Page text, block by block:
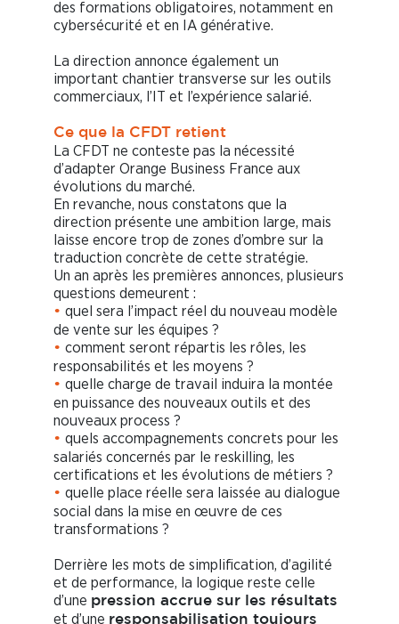
des formations obligatoires, notamment en
cybersécurité et en IA générative.
La direction annonce également un
important chantier transverse sur les outils
commerciaux, l’IT et l’expérience salarié.
Ce que la CFDT retient
La CFDT ne conteste pas la nécessité
d’adapter Orange Business France aux
évolutions du marché.
En revanche, nous constatons que la
direction présente une ambition large, mais
laisse encore trop de zones d’ombre sur la
traduction concrète de cette stratégie.
Un an après les premières annonces, plusieurs
questions demeurent :
• quel sera l’impact réel du nouveau modèle
de vente sur les équipes ?
• comment seront répartis les rôles, les
responsabilités et les moyens ?
• quelle charge de travail induira la montée
en puissance des nouveaux outils et des
nouveaux process ?
• quels accompagnements concrets pour les
salariés concernés par le reskilling, les
certifications et les évolutions de métiers ?
• quelle place réelle sera laissée au dialogue
social dans la mise en œuvre de ces
transformations ?
Derrière les mots de simplification, d’agilité
et de performance, la logique reste celle
d’une pression accrue sur les résultats
et d’une responsabilisation toujours